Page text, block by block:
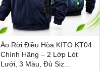
Áo Rời Điều Hòa KITO KT04
Chính Hãng – 2 Lớp Lót
Lưới, 3 Màu, Đủ Siz...